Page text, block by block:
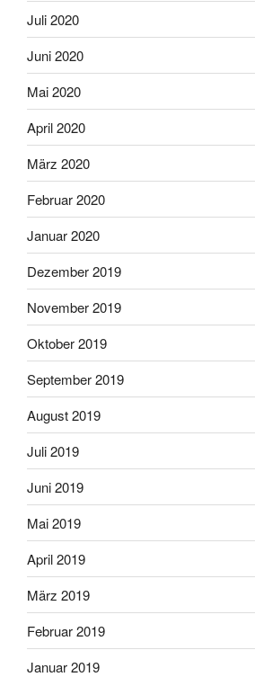
Juli 2020
Juni 2020
Mai 2020
April 2020
März 2020
Februar 2020
Januar 2020
Dezember 2019
November 2019
Oktober 2019
September 2019
August 2019
Juli 2019
Juni 2019
Mai 2019
April 2019
März 2019
Februar 2019
Januar 2019